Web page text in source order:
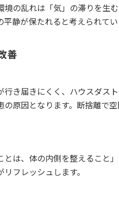
境の乱れは「気」の滞りを生
静が保たれると考えられてい
善
行き届きにくく、ハウスダス
の原因となります。断捨離で
とは、体の内側を整えること
フレッシュします。